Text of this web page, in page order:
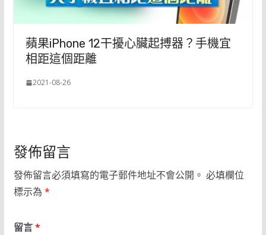
蘋果iPhone 12干擾心臟起搏器？手機宜
相距這個距離
2021-08-26
發佈留言
發佈留言必須填寫的電子郵件地址不會公開。 必填欄位
標示為 *
留言*